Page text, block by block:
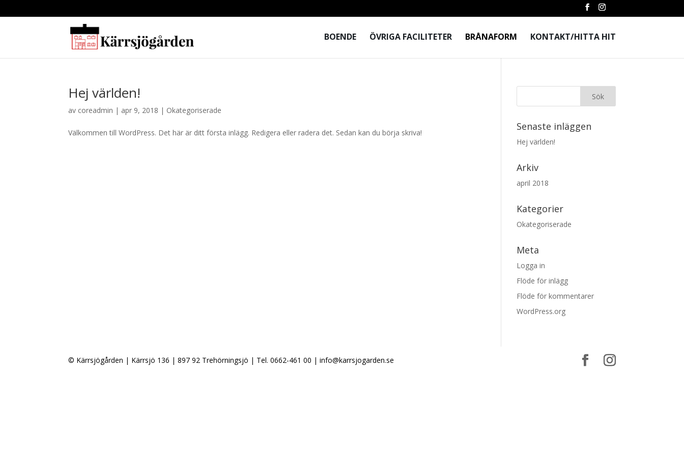
BOENDE ÖVRIGA FACILITETER BRÅNAFORM KONTAKT/HITTA HIT
Hej världen!
av coreadmin | apr 9, 2018 | Okategoriserade
Välkommen till WordPress. Det här är ditt första inlägg. Redigera eller radera det. Sedan kan du börja skriva!
Senaste inläggen
Hej världen!
Arkiv
april 2018
Kategorier
Okategoriserade
Meta
Logga in
Flöde för inlägg
Flöde för kommentarer
WordPress.org
© Kärrsjögården | Kärrsjö 136 | 897 92 Trehörningsjö | Tel. 0662-461 00 | info@karrsjogarden.se